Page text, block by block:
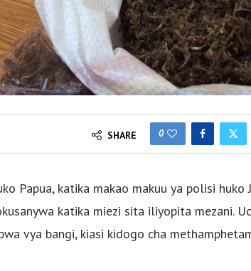
SHARE 0
Papua, katika makao makuu ya polisi huko
katika miezi sita iliyopita mezani.
vya bangi, kiasi kidogo cha